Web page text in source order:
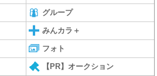
グループ
みんカラ＋
フォト
【PR】オークション